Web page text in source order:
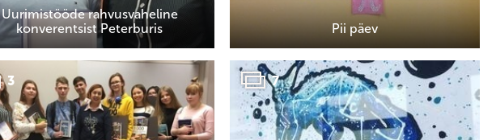
Uurimistööde rahvusvaheline
konverentsist Peterburis
Pii päev
3 7